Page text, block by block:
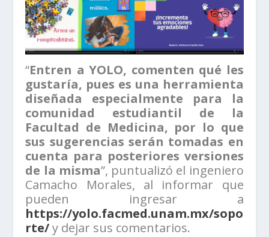
“Entren a YOLO, comenten qué les
gustaría, pues es una herramienta
diseñada especialmente para la
comunidad estudiantil de la
Facultad de Medicina, por lo que
sus sugerencias serán tomadas en
cuenta para posteriores versiones
de la misma”, puntualizó el ingeniero
Camacho Morales, al informar que
pueden ingresar a
https://yolo.facmed.unam.mx/sopo
rte/y dejar sus comentarios.